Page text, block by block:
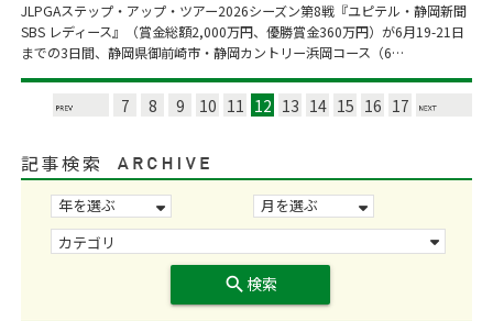
JLPGAステップ・アップ・ツアー2026シーズン第8戦『ユピテル・静岡新聞
SBS レディース』（賞金総額2,000万円、優勝賞金360万円）が6月19-21日
までの3日間、静岡県御前崎市・静岡カントリー浜岡コース（6…
7 8 9 10 11 12 13 14 15 16 17
記事検索
search検索